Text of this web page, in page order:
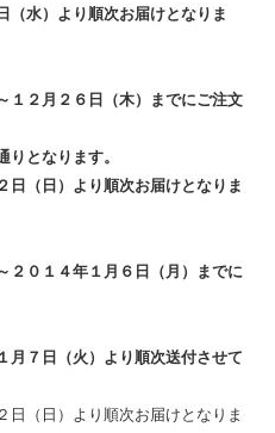
（水）より順次お届けとなりま
１２月２６日（木）までにご注文
となります。
日（日）より順次お届けとなりま
２０１４年１月６日（月）までに
月７日（火）より順次送付させて
日（日）より順次お届けとなりま